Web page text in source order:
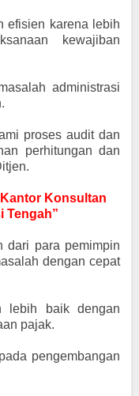
efisien karena lebih
kewajiban
administrasi
proses audit dan
perhitungan dan
Konsultan
Tengah”
dari para pemimpin
dengan cepat
lebih baik dengan
pajak.
pengembangan